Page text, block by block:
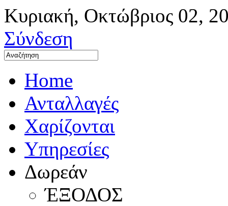
Κυριακή, Οκτώβριος 02,
Σύνδεση
Home
Ανταλλαγές
Χαρίζονται
Υπηρεσίες
Δωρεάν
ΈΞΟΔΟΣ